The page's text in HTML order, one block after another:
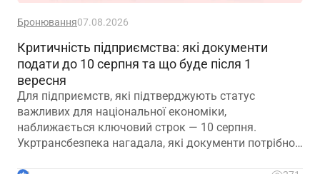
Бронювання07.08.2026
Критичність підприємства: які документи
подати до 10 серпня та що буде після 1
вересня
Для підприємств, які підтверджують статус
важливих для національної економіки,
наближається ключовий строк — 10 серпня.
Укртрансбезпека нагадала, які документи потрібно